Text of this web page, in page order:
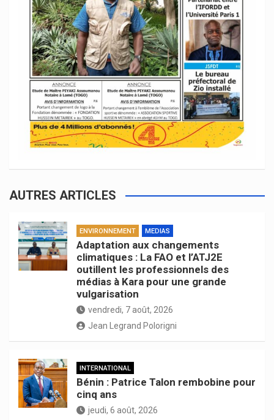
AUTRES ARTICLES
ENVIRONNEMENT MEDIAS
Adaptation aux changements
climatiques : La FAO et l’ATJ2E
outillent les professionnels des
médias à Kara pour une grande
vulgarisation
vendredi, 7 août, 2026
Jean Legrand Polorigni
INTERNATIONAL
Bénin : Patrice Talon rembobine pour
cinq ans
jeudi, 6 août, 2026